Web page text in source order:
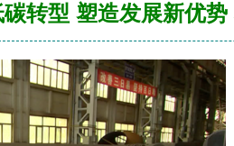
转型 塑造发展新优